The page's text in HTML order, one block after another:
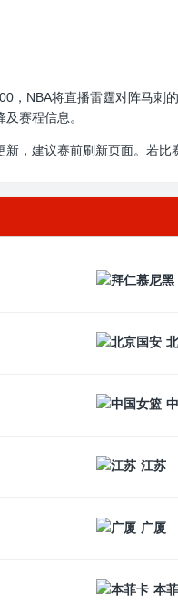
，NBA将直播雷霆对阵马
赛程信息。
新，建议赛前刷新页面。若
江苏
广厦
本